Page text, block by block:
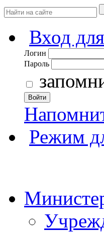
Вход
Логин
Пароль
Войти
Режим